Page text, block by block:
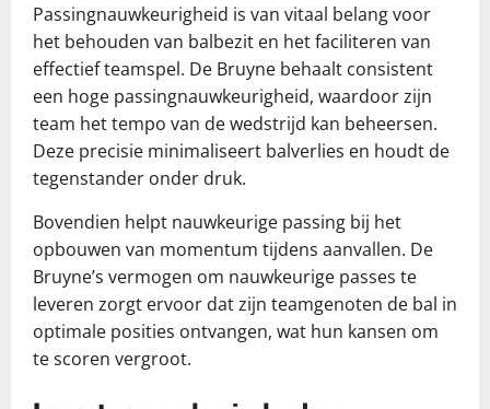
Passingnauwkeurigheid is van vitaal belang voor
het behouden van balbezit en het faciliteren van
effectief teamspel. De Bruyne behaalt consistent
een hoge passingnauwkeurigheid, waardoor zijn
team het tempo van de wedstrijd kan beheersen.
Deze precisie minimaliseert balverlies en houdt de
tegenstander onder druk.
Bovendien helpt nauwkeurige passing bij het
opbouwen van momentum tijdens aanvallen. De
Bruyne’s vermogen om nauwkeurige passes te
leveren zorgt ervoor dat zijn teamgenoten de bal in
optimale posities ontvangen, wat hun kansen om
te scoren vergroot.